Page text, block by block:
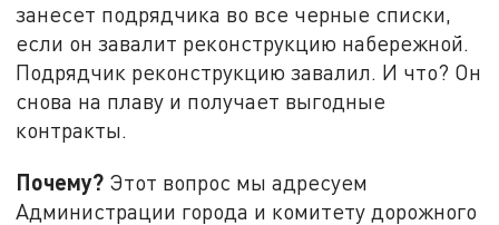
занесет подрядчика во все черные списки,
если он завалит реконструкцию набережной.
Подрядчик реконструкцию завалил. И что? Он
снова на плаву и получает выгодные
контракты.
Почему? Этот вопрос мы адресуем
Администрации города и комитету дорожного